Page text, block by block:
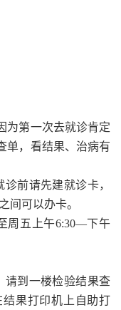
为第一次去就诊肯定
单，看结果、治病有
前请先建就诊卡，
间可以办卡。
周五上午6:30—下午
请到一楼检验结果查
果打印机上自助打